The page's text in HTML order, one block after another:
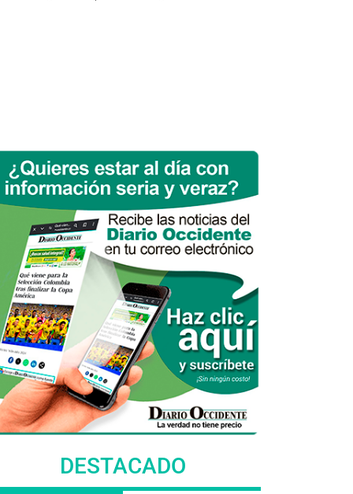
DESTACADO